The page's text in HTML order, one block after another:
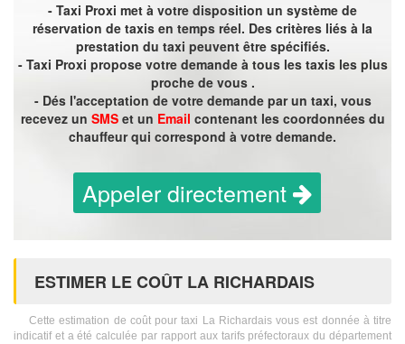
- Taxi Proxi met à votre disposition un système de
réservation de taxis en temps réel. Des critères liés à la
prestation du taxi peuvent être spécifiés.
- Taxi Proxi propose votre demande à tous les taxis les plus
proche de vous .
- Dés l'acceptation de votre demande par un taxi, vous
recevez un SMSet un Email contenant les coordonnées du
chauffeur qui correspond à votre demande.
Appeler directement
ESTIMER LE COÛT LA RICHARDAIS
Cette estimation de coût pour taxi La Richardais vous est donnée à titre
indicatif et a été calculée par rapport aux tarifs préfectoraux du département